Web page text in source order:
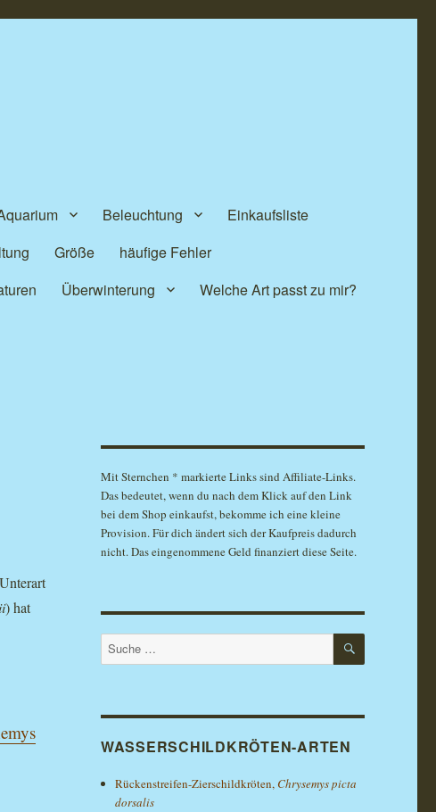
Beleuchtung
Einkaufsliste
Größe
häufige Fehler
Überwinterung
Welche Art passt zu mir?
) hat
Mit Sternchen * markierte Links sind Affiliate-Links.
Das bedeutet, wenn du nach dem Klick auf den Link
bei dem Shop einkaufst, bekomme ich eine kleine
Provision. Für dich ändert sich der Kaufpreis dadurch
nicht. Das eingenommene Geld finanziert diese Seite.
Suche
nach:
SUCHEN
WASSERSCHILDKRÖTEN-ARTEN
Rückenstreifen-Zierschildkröten,Chrysemys picta
dorsalis